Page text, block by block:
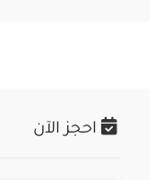
احجز الآن